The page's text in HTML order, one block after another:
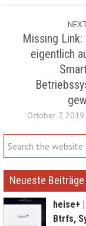
Missing
eigentlich
October 7, 2019
Neueste Beiträge
heise+
Btrfs,